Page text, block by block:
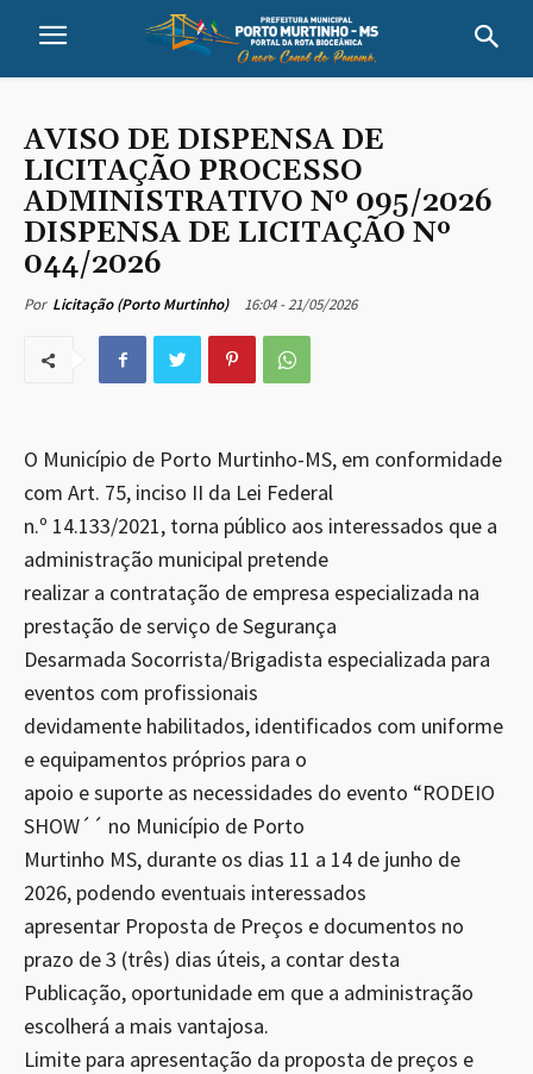
AVISO DE DISPENSA DE
LICITAÇÃO PROCESSO
ADMINISTRATIVO Nº 095/2026
DISPENSA DE LICITAÇÃO Nº
044/2026
Por Licitação (Porto Murtinho) 16:04 - 21/05/2026
O Município de Porto Murtinho-MS, em conformidade
com Art. 75, inciso II da Lei Federal
n.º 14.133/2021, torna público aos interessados que a
administração municipal pretende
realizar a contratação de empresa especializada na
prestação de serviço de Segurança
Desarmada Socorrista/Brigadista especializada para
eventos com profissionais
devidamente habilitados, identificados com uniforme
e equipamentos próprios para o
apoio e suporte as necessidades do evento “RODEIO
SHOW´´ no Município de Porto
Murtinho MS, durante os dias 11 a 14 de junho de
2026, podendo eventuais interessados
apresentar Proposta de Preços e documentos no
prazo de 3 (três) dias úteis, a contar desta
Publicação, oportunidade em que a administração
escolherá a mais vantajosa.
Limite para apresentação da proposta de preços e